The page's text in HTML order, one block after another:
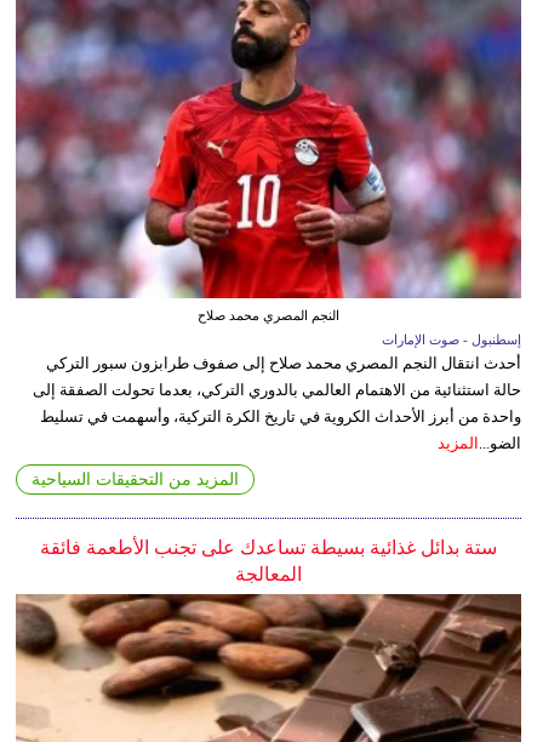
النجم المصري محمد صلاح
إسطنبول - صوت الإمارات
أحدث انتقال النجم المصري محمد صلاح إلى صفوف طرابزون سبور التركي
حالة استثنائية من الاهتمام العالمي بالدوري التركي، بعدما تحولت الصفقة إلى
واحدة من أبرز الأحداث الكروية في تاريخ الكرة التركية، وأسهمت في تسليط
الضو... المزيد
المزيد من التحقيقات السياحية
ستة بدائل غذائية بسيطة تساعدك على تجنب الأطعمة فائقة
المعالجة